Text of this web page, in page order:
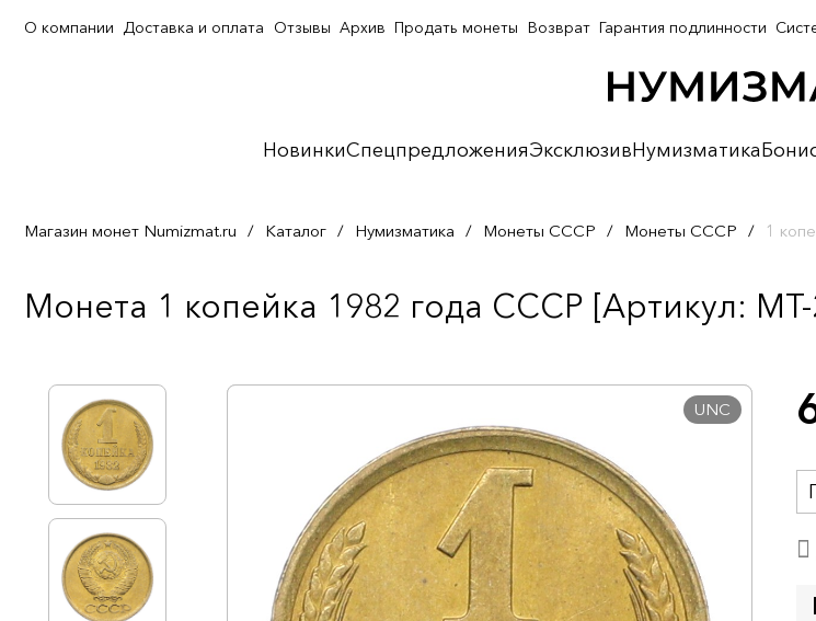
НовинкиСпецпредложенияЭксклюзивНумизматика
О компании Доставка и оплата Отзывы Архив Продать монеты Возврат Гарантия подлинности
Магазин монет Numizmat.ru / Каталог / Нумизматика / Монеты СССР / Монеты СССР / 1
Монета 1 копейка 1982 года СССР [Артикул:
UNC